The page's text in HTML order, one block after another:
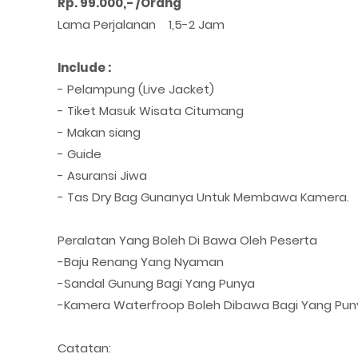
Lama Perjalanan 1,5-2 Jam
Include :
- Pelampung (Live Jacket)
- Tiket Masuk Wisata Citumang
- Makan siang
- Guide
- Asuransi Jiwa
- Tas Dry Bag Gunanya Untuk Membawa Kamera.
Peralatan Yang Boleh Di Bawa Oleh Peserta
-Baju Renang Yang Nyaman
-Sandal Gunung Bagi Yang Punya
-Kamera Waterfroop Boleh Dibawa Bagi Yang
Catatan: